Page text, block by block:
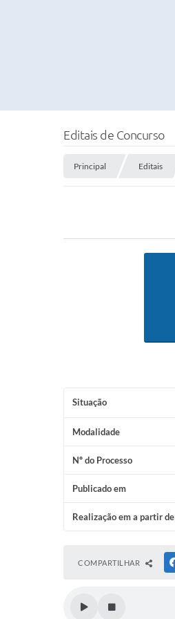
Editais de Concurso
Principal Editais
Situação
Modalidade
Nº do Processo
Publicado em
Realização em a partir de
COMPARTILHAR